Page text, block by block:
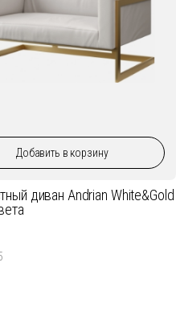
Добавить в корзину
диван Andrian White&Gold